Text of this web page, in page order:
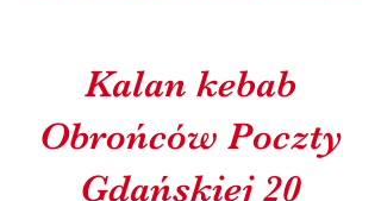
Kalan kebab
Obrońców Poczty
Gdańskiej 20